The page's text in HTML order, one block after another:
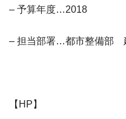
– 予算年度…2018
– 担当部署…都市整備部
【HP】